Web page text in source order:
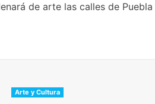
de arte las calles de Puebla
Arte y Cultura